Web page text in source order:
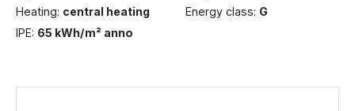
Heating: central heating Energy class: G
IPE: 65 kWh/m² anno